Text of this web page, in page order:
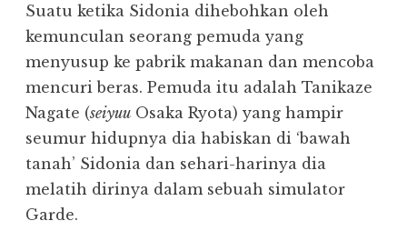
Suatu ketika Sidonia dihebohkan oleh
kemunculan seorang pemuda yang
menyusup ke pabrik makanan dan mencoba
mencuri beras. Pemuda itu adalah Tanikaze
Nagate (seiyuu Osaka Ryota) yang hampir
seumur hidupnya dia habiskan di ‘bawah
tanah’ Sidonia dan sehari-harinya dia
melatih dirinya dalam sebuah simulator
Garde.